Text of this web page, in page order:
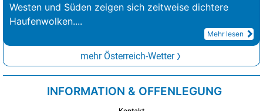
Westen und Süden zeigen sich zeitweise dichtere
Haufenwolken....
Mehr lesen
mehr Österreich-Wetter
INFORMATION & OFFENLEGUNG